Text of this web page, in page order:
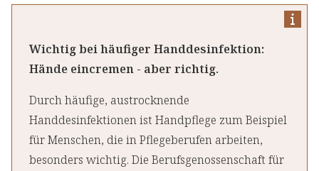
Wichtig bei häufiger Handdesinfektion:
Hände eincremen - aber richtig.
Durch häufige, austrocknende
Handdesinfektionen ist Handpflege zum Beispiel
für Menschen, die in Pflegeberufen arbeiten,
besonders wichtig. Die Berufsgenossenschaft für